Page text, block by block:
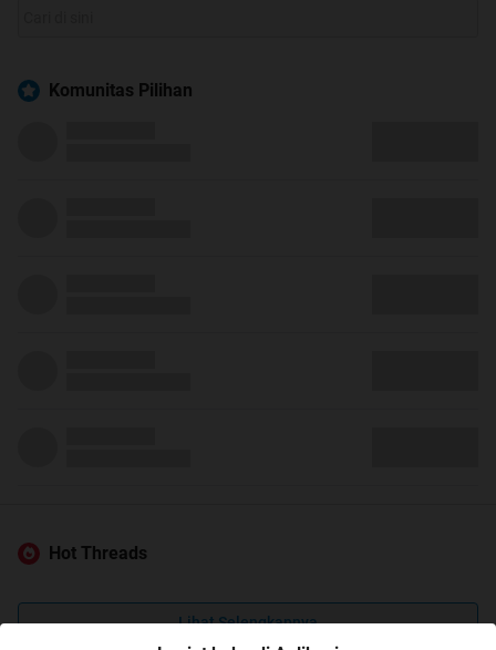
Komunitas Pilihan
Hot Threads
Lihat Selengkapnya